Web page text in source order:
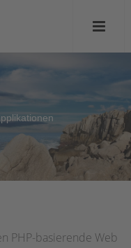
PHP-basierende Web